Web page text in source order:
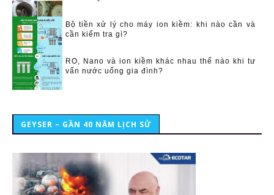
Bộ tiền xử lý cho máy ion kiềm: khi nào cần và
cần kiểm tra gì?
RO, Nano và ion kiềm khác nhau thế nào khi tư
vấn nước uống gia đình?
GEYSER – GẦN 40 NĂM LỊCH SỬ